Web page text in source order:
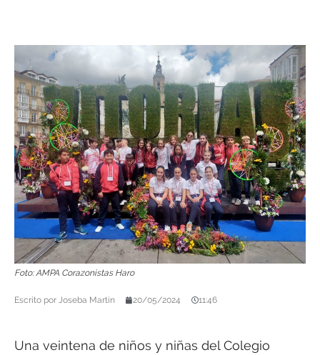
Foto: AMPA Corazonistas Haro
Escrito por Joseba Martín 20/05/2024 11:46
Una veintena de niños y niñas del Colegio